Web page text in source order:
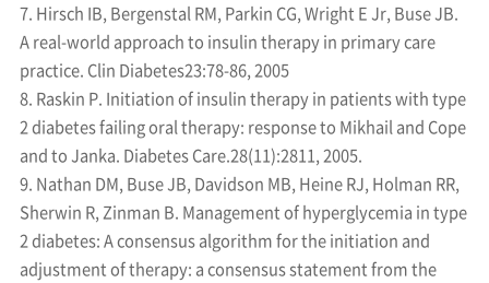
7. Hirsch IB, Bergenstal RM, Parkin CG, Wright E Jr, Buse JB.
A real-world approach to insulin therapy in primary care
practice. Clin Diabetes23:78-86, 2005
8. Raskin P. Initiation of insulin therapy in patients with type
2 diabetes failing oral therapy: response to Mikhail and Cope
and to Janka. Diabetes Care.28(11):2811, 2005.
9. Nathan DM, Buse JB, Davidson MB, Heine RJ, Holman RR,
Sherwin R, Zinman B. Management of hyperglycemia in type
2 diabetes: A consensus algorithm for the initiation and
adjustment of therapy: a consensus statement from the